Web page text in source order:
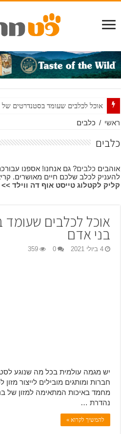
אוכל לכלבים שעומד בסטנדרטים של
מים ואוכל לכלבים שאינם חשים
כל מה שרציתם לדעת על חטיפים
עור בריא ופרווה מבריקה
ראשי / כלבים
כלבים
אוהבים כלבים? גם אנחנו! אספנו
להעניק לכלב שלכם חיים מאושרים.
קליק לקטלוג טייסט אוף דה ווילד >>
אוכל לכלבים
בני אדם
4 ביולי 2021 0
359
יש מגמה עולמית בכל מה שנוגע
חברות ומותגים מובילים לייצור
מחמד באיכות המתאימה למזון של
נהדרת …
להמשיך לקרוא »